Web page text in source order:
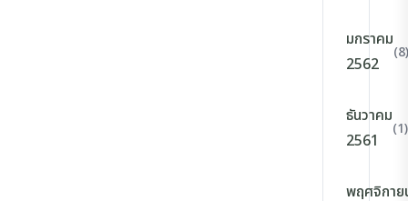
มกราคม
2562
(8)
ธันวาคม
2561
(1)
พฤศจิกาย